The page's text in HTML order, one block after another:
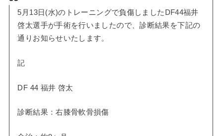
5月13日(水)のトレーニングで負傷しましたDF44福井
啓太選手が手術を行いましたので、診断結果を下記の
通りお知らせいたします。
記
DF 44 福井 啓太
診断結果：右膝骨軟骨損傷